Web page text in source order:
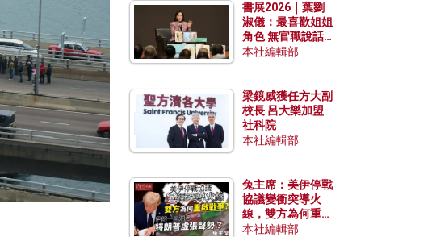
書展2026｜葉劉
淑儀：最喜歡姐姐
角色 無官職說話
包袱少
本社編輯部
梁鏡威獲任方大副
校長 呂大樂加盟
社科院
本社編輯部
兔主席：美伊停戰
協議變衝突導火
線，雙方為何重啟
戰爭？伊朗一早洞
本社編輯部